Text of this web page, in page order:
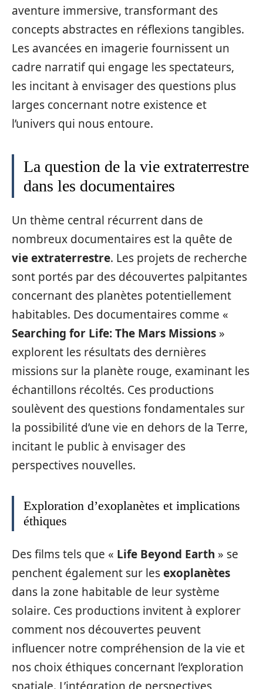
aventure immersive, transformant des
concepts abstractes en réflexions tangibles.
Les avancées en imagerie fournissent un
cadre narratif qui engage les spectateurs,
les incitant à envisager des questions plus
larges concernant notre existence et
l’univers qui nous entoure.
La question de la vie extraterrestre
dans les documentaires
Un thème central récurrent dans de
nombreux documentaires est la quête de
vie extraterrestre. Les projets de recherche
sont portés par des découvertes palpitantes
concernant des planètes potentiellement
habitables. Des documentaires comme «
Searching for Life: The Mars Missions »
explorent les résultats des dernières
missions sur la planète rouge, examinant les
échantillons récoltés. Ces productions
soulèvent des questions fondamentales sur
la possibilité d’une vie en dehors de la Terre,
incitant le public à envisager des
perspectives nouvelles.
Exploration d’exoplanètes et implications
éthiques
Des films tels que « Life Beyond Earth » se
penchent également sur lesexoplanètes
dans la zone habitable de leur système
solaire. Ces productions invitent à explorer
comment nos découvertes peuvent
influencer notre compréhension de la vie et
nos choix éthiques concernant l’exploration
spatiale. L’intégration de perspectives